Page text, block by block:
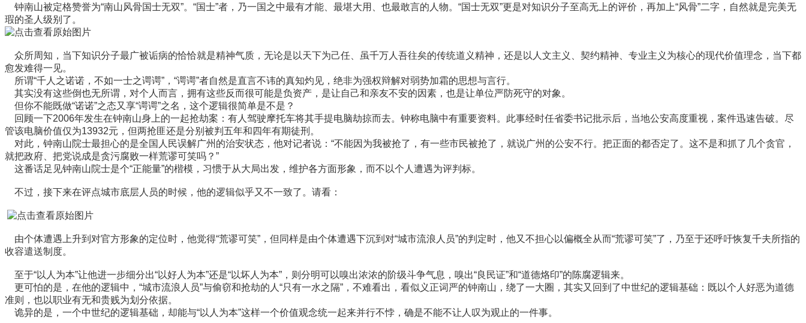
钟南山被定格赞誉为“南山风骨国士无双”。“国士”者，乃一国之中最有才能、最堪大用、也最敢言的人物。“国士无双”更是对知识分子至高无上的评价，再加上“风骨”二字，自然就是完美无
瑕的圣人级别了。
众所周知，当下知识分子最广被诟病的恰恰就是精神气质，无论是以天下为己任、虽千万人吾往矣的传统道义精神，还是以人文主义、契约精神、专业主义为核心的现代价值理念，当下都
愈发难得一见。
所谓“千人之诺诺，不如一士之谔谔”，“谔谔”者自然是直言不讳的真知灼见，绝非为强权辩解对弱势加霜的思想与言行。
其实没有这些倒也无所谓，对个人而言，拥有这些反而很可能是负资产，是让自己和亲友不安的因素，也是让单位严防死守的对象。
但你不能既做“诺诺”之态又享“谔谔”之名，这个逻辑很简单是不是？
回顾一下2006年发生在钟南山身上的一起抢劫案：有人驾驶摩托车将其手提电脑劫掠而去。钟称电脑中有重要资料。此事经时任省委书记批示后，当地公安高度重视，案件迅速告破。尽
管该电脑价值仅为13932元，但两抢匪还是分别被判五年和四年有期徒刑。
对此，钟南山院士最担心的是全国人民误解广州的治安状态，他对记者说：“不能因为我被抢了，有一些市民被抢了，就说广州的公安不行。把正面的都否定了。这不是和抓了几个贪官，
就把政府、把党说成是贪污腐败一样荒谬可笑吗？”
这番话足见钟南山院士是个“正能量”的楷模，习惯于从大局出发，维护各方面形象，而不以个人遭遇为评判标。
不过，接下来在评点城市底层人员的时候，他的逻辑似乎又不一致了。请看：
由个体遭遇上升到对官方形象的定位时，他觉得“荒谬可笑”，但同样是由个体遭遇下沉到对“城市流浪人员”的判定时，他又不担心以偏概全从而“荒谬可笑”了，乃至于还呼吁恢复千夫所指的
收容遣送制度。
至于“以人为本”让他进一步细分出“以好人为本”还是“以坏人为本”，则分明可以嗅出浓浓的阶级斗争气息，嗅出“良民证”和“道德烙印”的陈腐逻辑来。
更可怕的是，在他的逻辑中，“城市流浪人员”与偷窃和抢劫的人“只有一水之隔”，不难看出，看似义正词严的钟南山，绕了一大圈，其实又回到了中世纪的逻辑基础：既以个人好恶为道德
准则，也以职业有无和贵贱为划分依据。
诡异的是，一个中世纪的逻辑基础，却能与“以人为本”这样一个价值观念统一起来并行不悖，确是不能不让人叹为观止的一件事。